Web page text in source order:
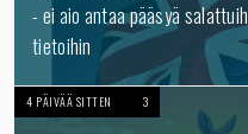
- ei aio antaa pääsyä
tietoihin
4 PÄIVÄÄ SITTEN 3